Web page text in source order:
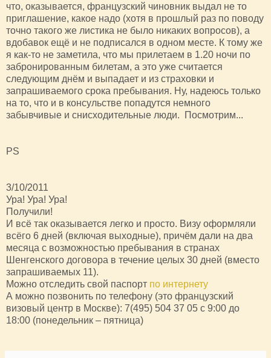
что, оказывается, французский чиновник выдал не то
приглашение, какое надо (хотя в прошлый раз по поводу
точно такого же листика не было никаких вопросов), а
вдобавок ещё и не подписался в одном месте. К тому же
я как-то не заметила, что мы прилетаем в 1.20 ночи по
забронированным билетам, а это уже считается
следующим днём и выпадает и из страховки и
запрашиваемого срока пребывания. Ну, надеюсь только
на то, что и в консульстве попадутся немного
забывчивые и снисходительные люди. Посмотрим...
PS
3/10/2011
Ура! Ура! Ура!
Получили!
И всё так оказывается легко и просто. Визу оформляли
всёго 6 дней (включая выходные), причём дали на два
месяца с возможностью пребывания в странах
Шенгенского договора в течение целых 30 дней (вместо
запрашиваемых 11).
Можно отследить свой паспорт по интернету
А можно позвонить по телефону (это французский
визовый центр в Москве): 7(495) 504 37 05 с 9:00 до
18:00 (понедельник – пятница)